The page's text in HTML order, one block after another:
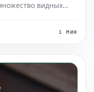
видных
отдать дань
1 МИН